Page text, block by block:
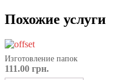
Похожие услуги
Изготовление папок
111.00 грн.